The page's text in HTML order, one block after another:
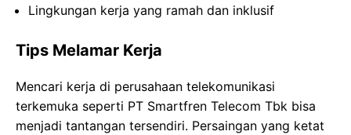
Lingkungan kerja yang ramah dan inklusif
Tips Melamar Kerja
Mencari kerja di perusahaan telekomunikasi
terkemuka seperti PT Smartfren Telecom Tbk bisa
menjadi tantangan tersendiri. Persaingan yang ketat